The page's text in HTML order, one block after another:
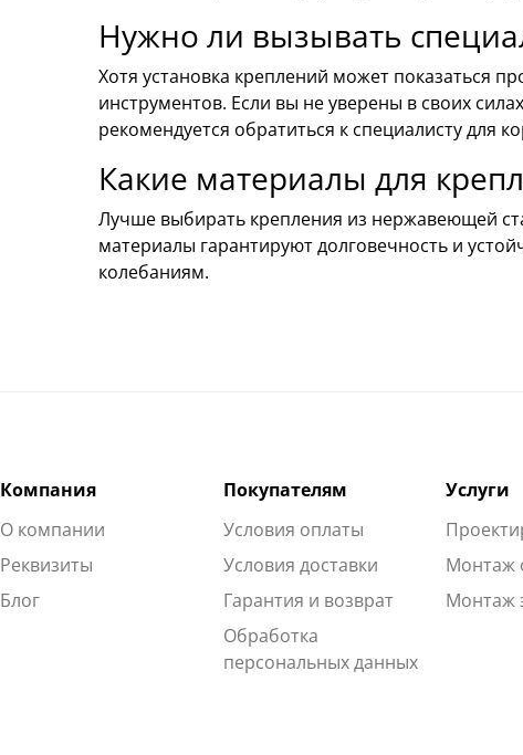
Нужно ли вызывать
Хотя установка креплений может показаться
инструментов. Если вы не уверены в своих
рекомендуется обратиться к специалисту для
Какие материалы для
Лучше выбирать крепления из нержавеющей
материалы гарантируют долговечность и
колебаниям.
Компания
О компании
Реквизиты
Блог
Покупателям
Условия оплаты
Условия доставки
Гарантия и возврат
Обработка
персональных данных
Услуги
Монтаж
Монтаж